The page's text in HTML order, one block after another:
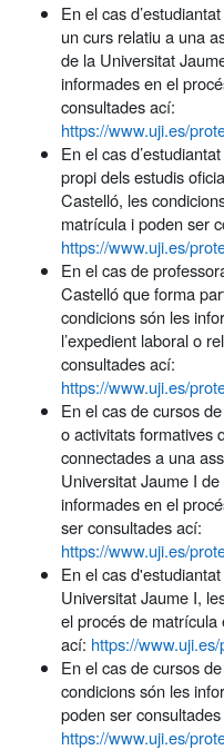
En el cas
un curs relatiu a una
de la Universitat
informades en el
consultades ací:
https://www.uji.es/
En el cas
propi dels estudis
Castelló, les
matrícula i poden ser
https://www.uji.es/
En el cas de
Castelló que forma
condicions són les
l’expedient laboral o
consultades ací:
https://www.uji.es/
En el cas de cursos
o activitats formatives
connectades a una
Universitat Jaume I
informades en el
ser consultades ací:
https://www.uji.es/
En el cas
Universitat Jaume I,
el procés de
ací: https://
En el cas de cursos
condicions són les
poden ser
https://www.uji.es/